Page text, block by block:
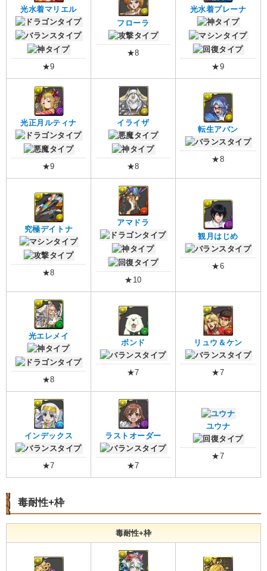
光水着マリエル
★9
フローラ
★8
光水着プレーナ
★9
光正月ルティナ
★9
イライザ
★8
転生アバン
★8
究極デイトナ
★8
アマドラ
★10
観月はじめ
★6
光エレメイ
★8
ボンド
★7
リュウ＆ケン
★7
インデックス
★7
ラストオーダー
★7
ユウナ
★7
毒耐性+枠
毒耐性+枠